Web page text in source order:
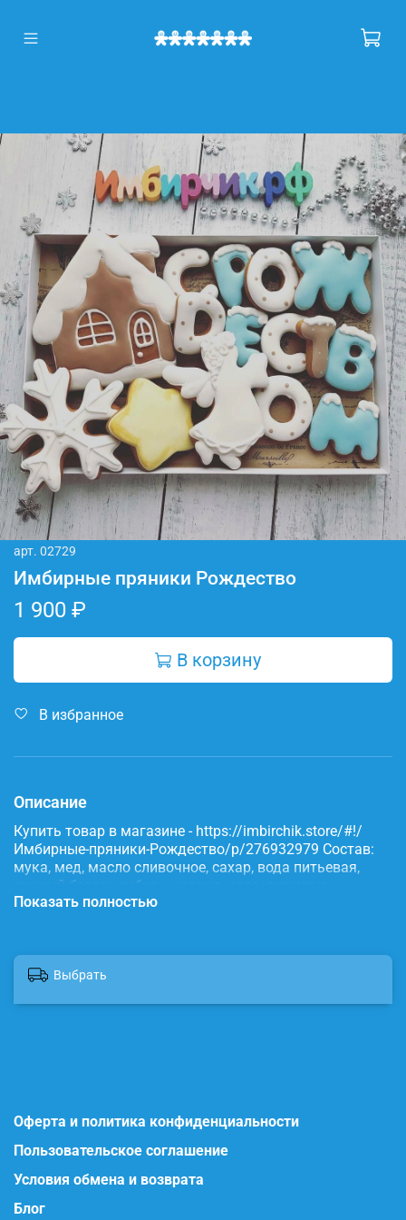
арт. 02729
Имбирные пряники Рождество
1 900 ₽
В корзину
В избранное
Описание
Купить товар в магазине - https://imbirchik.store/#!/
Имбирные-пряники-Рождество/p/276932979 Состав:
мука, мед, масло сливочное, сахар, вода питьевая,
яичный белок, имбирь, корица, сода, пищевые
красители.
Показать полностью
Выбрать
Оферта и политика конфиденциальности
Пользовательское соглашение
Условия обмена и возврата
Блог